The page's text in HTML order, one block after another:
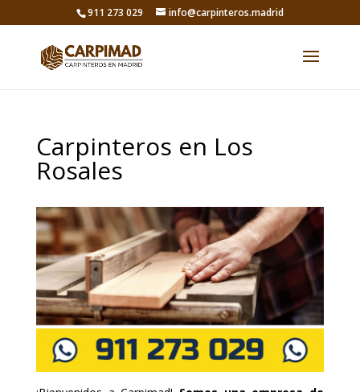
911 273 029 info@carpinteros.madrid
Carpinteros en Los
Rosales